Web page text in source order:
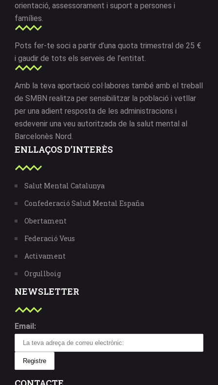
orientació, assessorament i suport a persones i
famílies.
Pots fer-te soci a partir d’una quota trimestral de 25 €
i gaudir de tots els serveis de l’entitat.
Amb la teva aportació col·labores també amb el treball
de SMBN realitza per sensibilitzar la població i vetllar
per una adient resposta de les administracions i
esdevenir una veu autoritzada de la salut mental al
Barcelonès Nord.
ENLLAÇOS D’INTERÈS
Salut Mental Catalunya
Confederació Salud Mental España
Obertament
Federació Veus
Activament
Orgullboig
NEWSLETTER
Email: